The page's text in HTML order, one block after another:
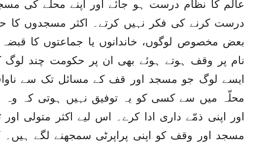
عالَم کا نظام درست ہو جائے اور اپنے محلّے کی
درست کرنے کی فکر نہیں کرتے۔ اکثر مسجدوں کا
بعض مخصوص لوگوں، خاندانوں یا جماعتوں کا قبضہ
نام پر وقف ہوتے ہوئے بھی ان پر حکومت چند لوگ
ایسے لوگ جو مسجد اور قف کے مسائل تک سے
محلّہ میں سے کسی کو یہ توفیق نہیں ہوتی کہ وہ
اور اپنی ذمّے داری ادا کرے۔ اس لیے اکثر متولی
مسجد اور وقف کو اپنی پراپرٹی سمجھنے لگے